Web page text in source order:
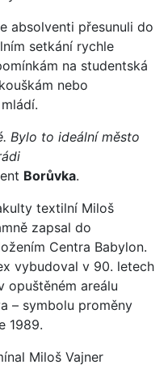
absolventi přesunuli do
setkání rychle
na studentská
nebo
Bylo to ideální město
Borůvka.
textilní Miloš
zapsal do
Centra Babylon.
vybudoval v 90. letech
opuštěném areálu
– symbolu proměny
1989.
Miloš Vajner